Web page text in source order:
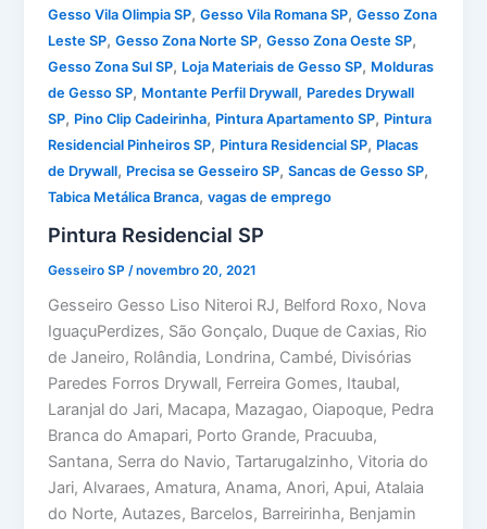
Gesso Vila Olimpia SP,Gesso Vila Romana SP,Gesso Zona
Leste SP,Gesso Zona Norte SP,Gesso Zona Oeste SP,
Gesso Zona Sul SP, Loja Materiais de Gesso SP, Molduras
de Gesso SP, Montante Perfil Drywall, Paredes Drywall
SP, Pino Clip Cadeirinha, Pintura Apartamento SP, Pintura
Residencial Pinheiros SP, Pintura Residencial SP, Placas
de Drywall, Precisa se Gesseiro SP,Sancas de Gesso SP,
Tabica Metálica Branca,vagas de emprego
Pintura Residencial SP
Gesseiro SP /novembro 20, 2021
Gesseiro Gesso Liso Niteroi RJ, Belford Roxo, Nova
IguaçuPerdizes, São Gonçalo, Duque de Caxias, Rio
de Janeiro, Rolândia, Londrina, Cambé, Divisórias
Paredes Forros Drywall, Ferreira Gomes, Itaubal,
Laranjal do Jari, Macapa, Mazagao, Oiapoque, Pedra
Branca do Amapari, Porto Grande, Pracuuba,
Santana, Serra do Navio, Tartarugalzinho, Vitoria do
Jari, Alvaraes, Amatura, Anama, Anori, Apui, Atalaia
do Norte, Autazes, Barcelos, Barreirinha, Benjamin